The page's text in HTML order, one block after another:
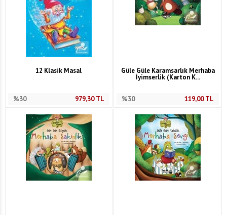
12 Klasik Masal
%30 979,30TL
Güle Güle Karamsarlık Merhaba
İyimserlik (Karton K...
%30 119,00TL